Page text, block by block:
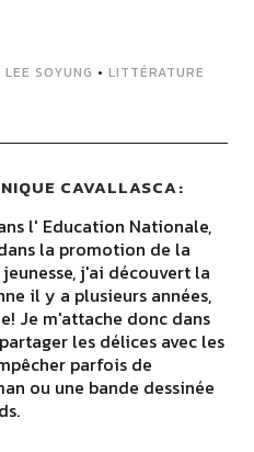
LEE SOYUNG • LITTÉRATURE
CAVALLASCA
l' Education Nationale,
la promotion de la
j'ai découvert la
il y a plusieurs années,
Je m'attache donc dans
les délices avec les
parfois de
ou une bande dessinée